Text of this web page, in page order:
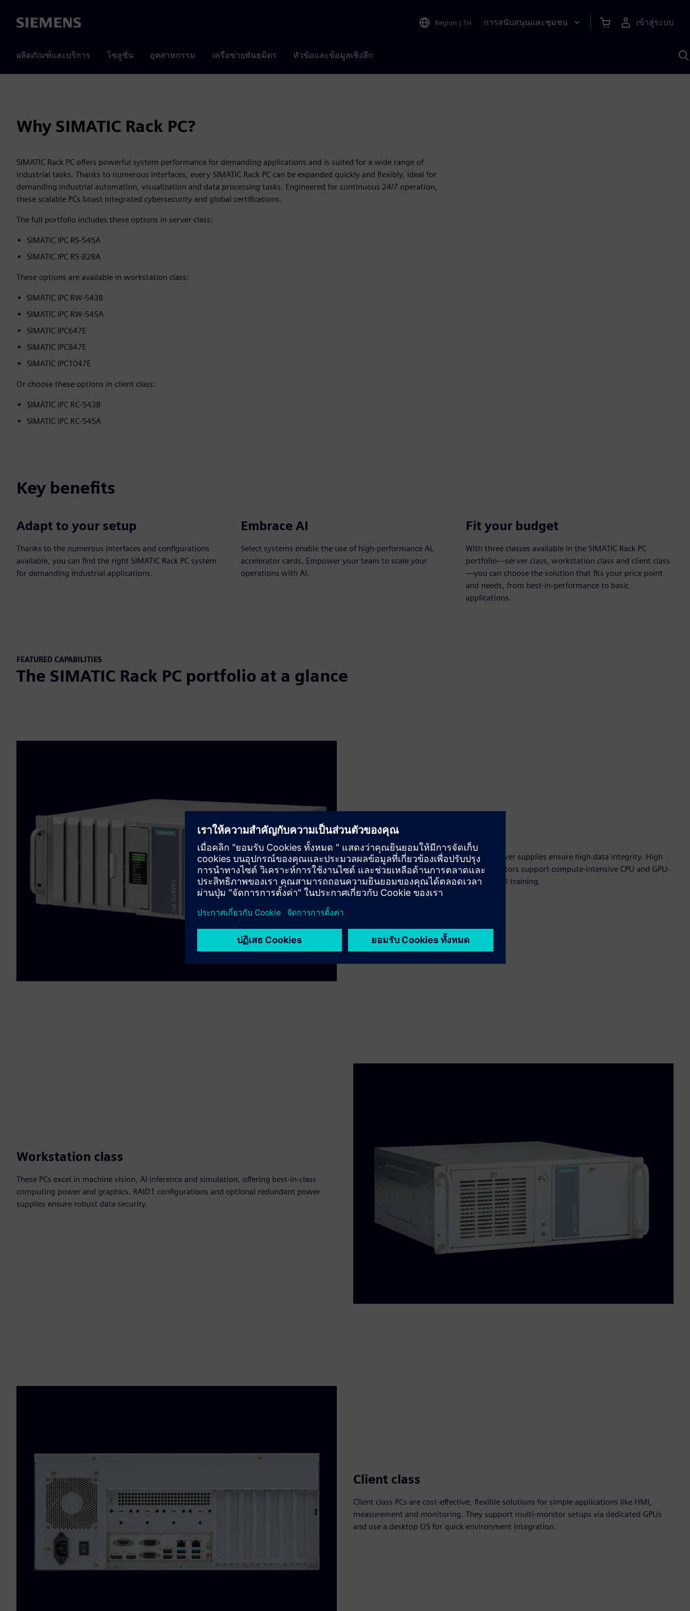
Siemens Region | TH การสนับสนุนและชุมชน เข้าสู่ระบบ
ผลิตภัณฑ์และบริการ โซลูชั่น อุตสาหกรรม เครือข่ายพันธมิตร หัวข้อและข้อมูลเชิงลึก
Why SIMATIC Rack PC?
SIMATIC Rack PC offers powerful system performance for demanding applications and is suited for a wide range of
industrial tasks. Thanks to numerous interfaces, every SIMATIC Rack PC can be expanded quickly and flexibly, ideal for
demanding industrial automation, visualization and data processing tasks. Engineered for continuous 24/7 operation,
these scalable PCs boast integrated cybersecurity and global certifications.
The full portfolio includes these options in server class:
SIMATIC IPC RS-545A
SIMATIC IPC RS-828A
These options are available in workstation class:
SIMATIC IPC RW-543B
SIMATIC IPC RW-545A
SIMATIC IPC647E
SIMATIC IPC847E
SIMATIC IPC1047E
Or choose these options in client class:
SIMATIC IPC RC-543B
SIMATIC IPC RC-545A
Key benefits
Adapt to your setup
Thanks to the numerous interfaces and configurations
available, you can find the right SIMATIC Rack PC system
for demanding industrial applications.
Embrace AI
Select systems enable the use of high-performance AL
accelerator cards. Empower your team to scale your
operations with AI.
Fit your budget
With three classes available in the SIMATIC Rack PC
portfolio—server class, workstation class and client class
—you can choose the solution that fits your price point
and needs, from best-in-performance to basic
applications.
FEATURED CAPABILITIES
The SIMATIC Rack PC portfolio at a glance
Server class
RAID1/5 configurations and redundant power supplies ensure high data integrity. High
computing power and optional AI accelerators support compute-intensive CPU and GPU-
heavy applications like virtualization and AI training.
Workstation class
These PCs excel in machine vision, AI inference and simulation, offering best-in-class
computing power and graphics. RAID1 configurations and optional redundant power
supplies ensure robust data security.
Client class
Client class PCs are cost-effective, flexible solutions for simple applications like HMI,
measurement and monitoring. They support multi-monitor setups via dedicated GPUs
and use a desktop OS for quick environment integration.